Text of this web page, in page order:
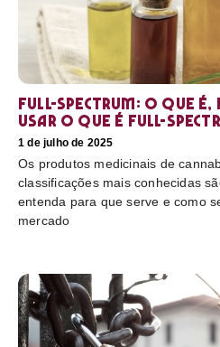
Full-Spectrum: O que
usar O que é full-
1 de julho de 2025
Os produtos medicinais de
classificações mais conhecidas
entenda para que serve e como
mercado